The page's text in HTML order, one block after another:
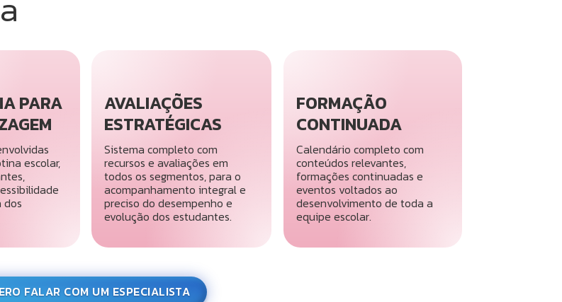
PARA
escolar,
AVALIAÇÕES
ESTRATÉGICAS
Sistema completo com
recursos e avaliações em
todos os segmentos, para o
acompanhamento integral e
preciso do desempenho e
evolução dos estudantes.
FORMAÇÃO
CONTINUADA
Calendário completo com
conteúdos relevantes,
formações continuadas e
eventos voltados ao
desenvolvimento de toda a
equipe escolar.
FALAR COM UM ESPECIALISTA